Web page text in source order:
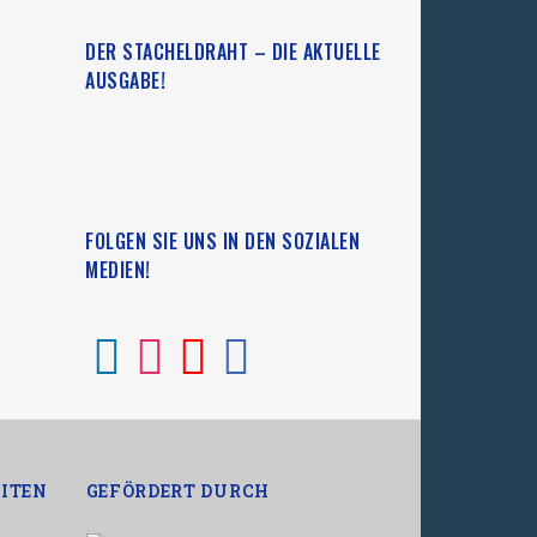
DER STACHELDRAHT – DIE AKTUELLE
AUSGABE!
FOLGEN SIE UNS IN DEN SOZIALEN
MEDIEN!
GEFÖRDERT DURCH